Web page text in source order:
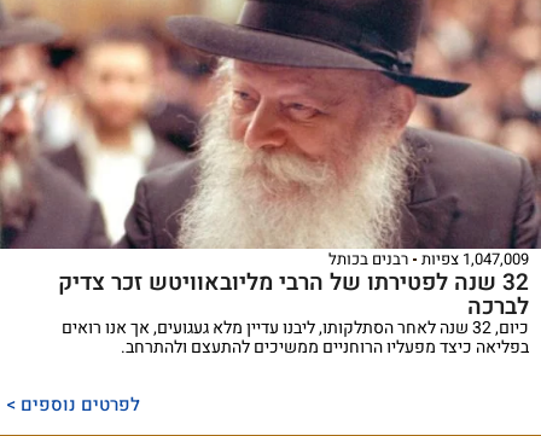
1,047,009 צפיות רבנים בכותל
32 שנה לפטירתו של הרבי מליובאוויטש זכר צדיק
לברכה
כיום, 32 שנה לאחר הסתלקותו, ליבנו עדיין מלא געגועים, אך אנו רואים
בפליאה כיצד מפעליו הרוחניים ממשיכים להתעצם ולהתרחב.
לפרטים נוספים >